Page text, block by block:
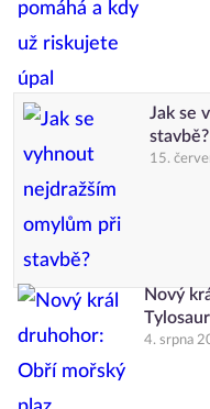
Jak se
stavbě?
15.
Nový
4. srpna